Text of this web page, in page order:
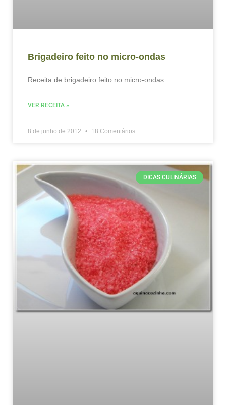
Brigadeiro feito no micro-ondas
Receita de brigadeiro feito no micro-ondas
VER RECEITA »
8 de junho de 2012 18 Comentários
DICAS CULINÁRIAS